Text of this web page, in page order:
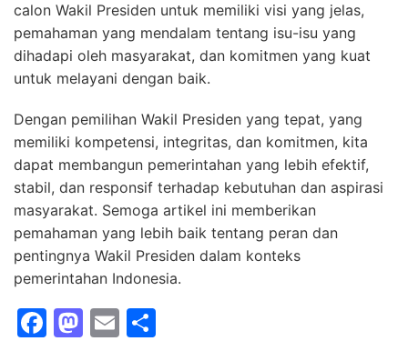
calon Wakil Presiden untuk memiliki visi yang jelas,
pemahaman yang mendalam tentang isu-isu yang
dihadapi oleh masyarakat, dan komitmen yang kuat
untuk melayani dengan baik.
Dengan pemilihan Wakil Presiden yang tepat, yang
memiliki kompetensi, integritas, dan komitmen, kita
dapat membangun pemerintahan yang lebih efektif,
stabil, dan responsif terhadap kebutuhan dan aspirasi
masyarakat. Semoga artikel ini memberikan
pemahaman yang lebih baik tentang peran dan
pentingnya Wakil Presiden dalam konteks
pemerintahan Indonesia.
F
M E